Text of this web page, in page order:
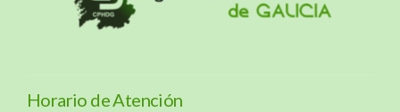
Horario de Atención